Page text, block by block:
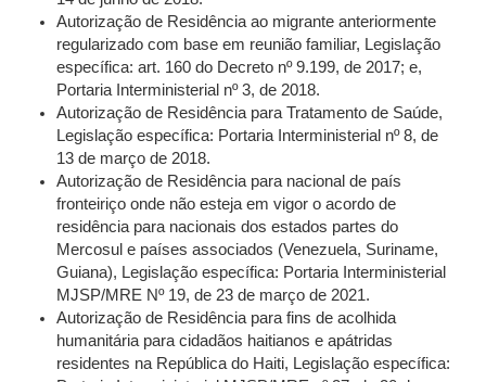
Autorização de Residência ao migrante anteriormente
regularizado com base em reunião familiar, Legislação
específica: art. 160 do Decreto nº 9.199, de 2017; e,
Portaria Interministerial nº 3, de 2018.
Autorização de Residência para Tratamento de Saúde,
Legislação específica: Portaria Interministerial nº 8, de
13 de março de 2018.
Autorização de Residência para nacional de país
fronteiriço onde não esteja em vigor o acordo de
residência para nacionais dos estados partes do
Mercosul e países associados (Venezuela, Suriname,
Guiana), Legislação específica: Portaria Interministerial
MJSP/MRE Nº 19, de 23 de março de 2021.
Autorização de Residência para fins de acolhida
humanitária para cidadãos haitianos e apátridas
residentes na República do Haiti, Legislação específica: